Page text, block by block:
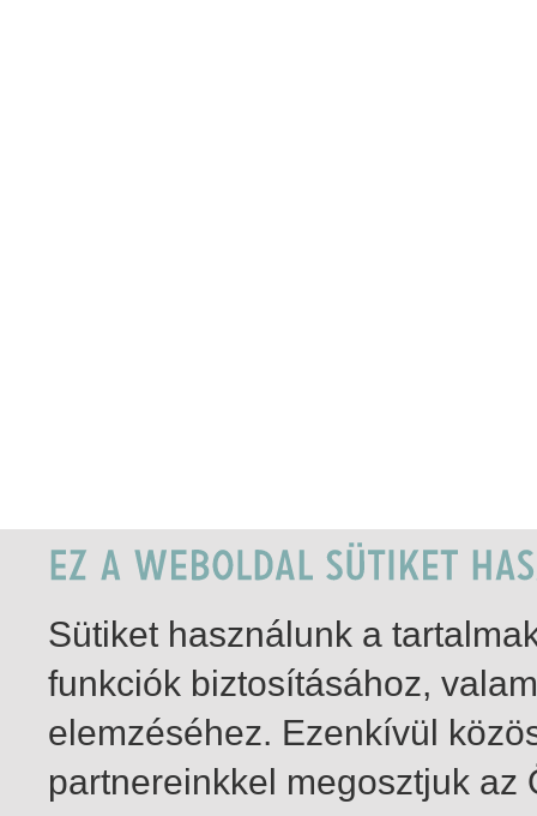
Sütiket használunk a
funkciók biztosításához,
elemzéséhez. Ezenkívül
partnereinkkel megosztjuk